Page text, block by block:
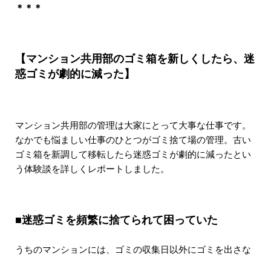
＊＊＊
【マンション共用部のゴミ箱を新しくしたら、迷
惑ゴミが劇的に減った】
マンション共用部の管理は大家にとって大事な仕事です。
なかでも悩ましい仕事のひとつがゴミ捨て場の管理。古い
ゴミ箱を新調して移転したら迷惑ゴミが劇的に減ったとい
う体験談を詳しくレポートしました。
■迷惑ゴミを頻繁に捨てられて困っていた
うちのマンションには、ゴミの収集日以外にゴミを出さな